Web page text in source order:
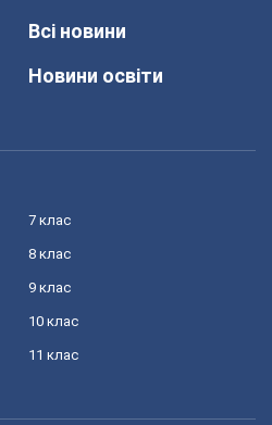
Всі новини
Новини освіти
7 клас
8 клас
9 клас
10 клас
11 клас